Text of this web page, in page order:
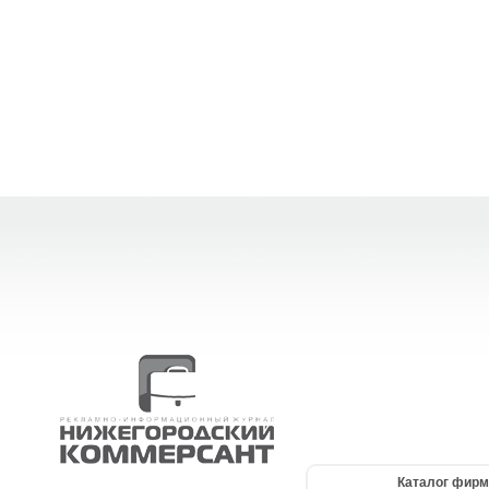
Каталог фирм